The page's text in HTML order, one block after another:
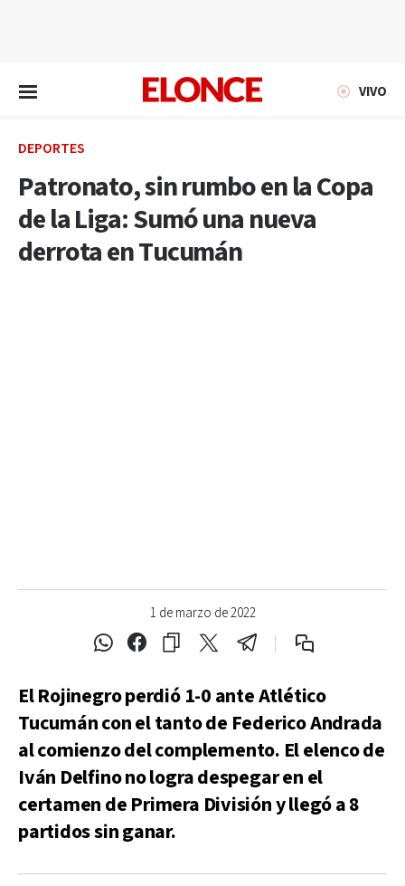
VIVO
DEPORTES
Patronato, sin rumbo en la Copa
de la Liga: Sumó una nueva
derrota en Tucumán
1 de marzo de 2022
El Rojinegro perdió 1-0 ante Atlético
Tucumán con el tanto de Federico Andrada
al comienzo del complemento. El elenco de
Iván Delfino no logra despegar en el
certamen de Primera División y llegó a 8
partidos sin ganar.